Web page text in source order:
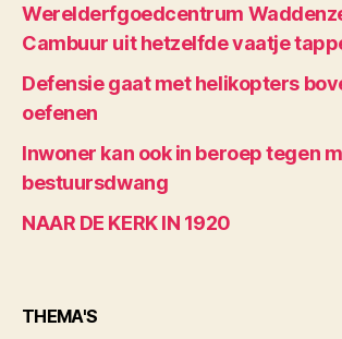
Werelderfgoedcentrum
Cambuur uit hetzelfde vaatje
Defensie gaat met helikopters
oefenen
Inwoner kan ook in beroep tegen
bestuursdwang
NAAR DE KERK IN 1920
THEMA'S